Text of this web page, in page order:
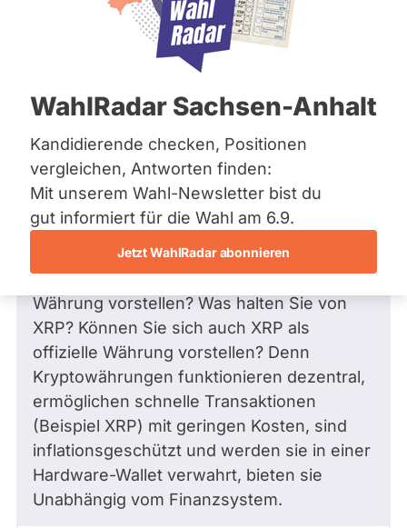
Bremen
Hamburg
Mecklenburg-Vorpommern
Nordrhein-Westfalen
Saarland
Sachsen
Sachsen-Anhalt
Sachsen-Anhalt
Schleswig-Holstein
Thüringen
Archiv
Über uns
Spenden
WahlRadar Sachsen-Anhalt
Kandidierende checken, Positionen
vergleichen, Antworten finden:
Mit unserem Wahl-Newsletter bist du
gut informiert für die Wahl am 6.9.
Jetzt WahlRadar abonnieren
weil
aktive
18.02.2025
Können Sie sich Bitcoin als offizielle
Währung neben einer Fiat-Währung
vorstellen? Was halten Sie von XRP?
Können Sie sich auch XRP als offizielle
Währung vorstellen?
Sehr geehrte Frau Cotar,
Können Sie sich Bitcoin als offizielle
Währung neben einer staatlichen Fiat-
Währung vorstellen? Was halten Sie von
XRP? Können Sie sich auch XRP als
offizielle Währung vorstellen? Denn
Kryptowährungen funktionieren dezentral,
ermöglichen schnelle Transaktionen
(Beispiel XRP) mit geringen Kosten, sind
inflationsgeschützt und werden sie in einer
Hardware-Wallet verwahrt, bieten sie
Unabhängig vom Finanzsystem.